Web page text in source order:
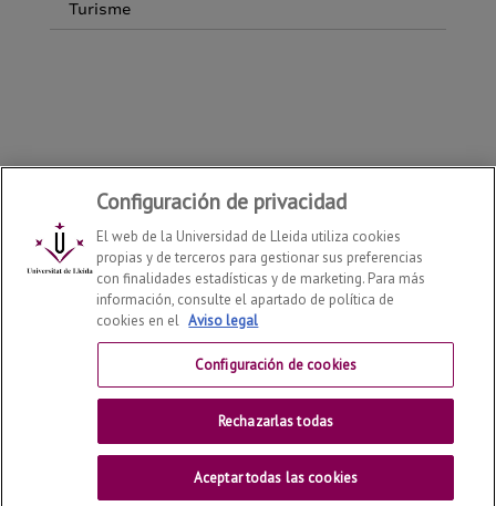
Departamento de Derecho2026
Contactar
Universitat de Lleida
Configuración de privacidad
El web de la Universidad de Lleida utiliza cookies
propias y de terceros para gestionar sus preferencias
con finalidades estadísticas y de marketing. Para más
información, consulte el apartado de política de
cookies en el Aviso legal
Configuración de cookies
Rechazarlas todas
Aceptar todas las cookies